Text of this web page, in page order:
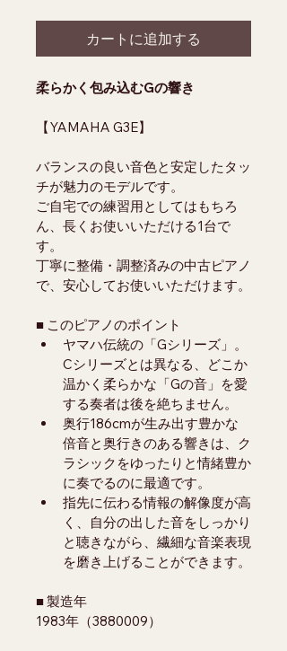
カートに追加する
柔らかく包み込むGの響き
【YAMAHA G3E】
バランスの良い音色と安定したタッ
チが魅力のモデルです。
ご自宅での練習用としてはもちろ
ん、長くお使いいただける1台で
す。
丁寧に整備・調整済みの中古ピアノ
で、安心してお使いいただけます。
■ このピアノのポイント
ヤマハ伝統の「Gシリーズ」。
Cシリーズとは異なる、どこか
温かく柔らかな「Gの音」を愛
する奏者は後を絶ちません。
奥行186cmが生み出す豊かな
倍音と奥行きのある響きは、ク
ラシックをゆったりと情緒豊か
に奏でるのに最適です。
指先に伝わる情報の解像度が高
く、自分の出した音をしっかり
と聴きながら、繊細な音楽表現
を磨き上げることができます。
■ 製造年
1983年（3880009）